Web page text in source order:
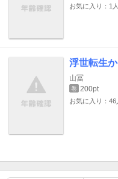
お気に入り：1人
浮世転生
山冨
巻 200pt
お気に入り：46